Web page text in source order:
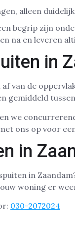
alleen
begrip zijn
na en leveren
in
van de
gemiddeld
we
ons op voor
in
in
woning er
030-2072024